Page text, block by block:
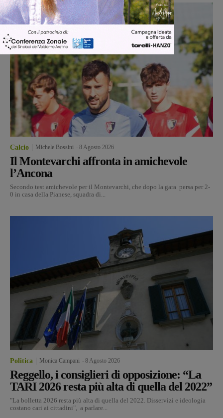
Calcio Michele Bossini 8 Agosto 2026
Il Montevarchi affronta in amichevole
l’Ancona
Secondo test amichevole per il Montevarchi, che dopo la gara persa per 2-
0 in casa della Pianese, squadra di...
Politica Monica Campani 8 Agosto 2026
Reggello, i consiglieri di opposizione: “La
TARI 2026 resta più alta di quella del 2022”
"La bolletta 2026 resta più alta di quella del 2022. Disservizi e ideologia
costano cari ai cittadini", a parlare...